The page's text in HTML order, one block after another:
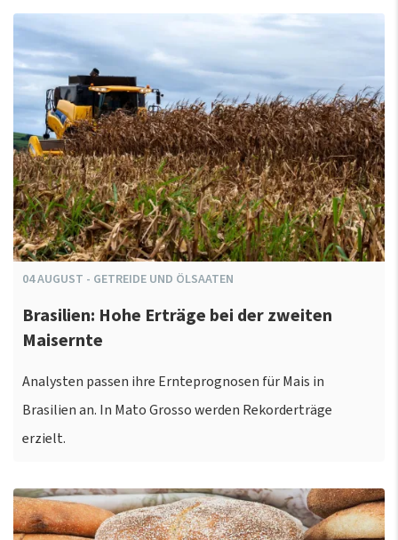
04AUGUST - GETREIDE UND ÖLSAATEN
Brasilien: Hohe Erträge bei der zweiten
Maisernte
Analysten passen ihre Ernteprognosen für Mais in
Brasilien an. In Mato Grosso werden Rekorderträge
erzielt.